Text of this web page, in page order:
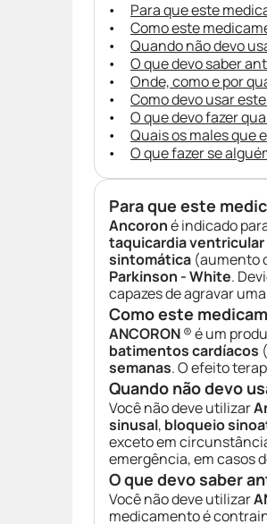
Para que este
Como este
Quando não devo
O que devo saber
Onde, como e por
Como devo usar
O que devo fazer
Quais os males que
O que fazer se
Para que este
Ancoroné indicado
taquicardia
sintomática (aumento
Parkinson - White.
capazes de agravar
Como este
ANCORON® é um
batimentos cardíacos (
semanas. O efeito
Quando não devo
Você não deve utilizar
sinusal, bloqueio
exceto em
emergência, em casos
O que devo saber
Você não deve utilizar
medicamento é